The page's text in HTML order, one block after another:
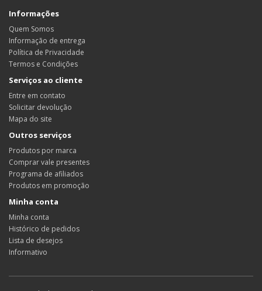
Informações
Quem Somos
Informação de entrega
Política de Privacidade
Termos e Condições
Serviços ao cliente
Entre em contato
Solicitar devolução
Mapa do site
Outros serviços
Produtos por marca
Comprar vale presentes
Programa de afiliados
Produtos em promoção
Minha conta
Minha conta
Histórico de pedidos
Lista de desejos
Informativo